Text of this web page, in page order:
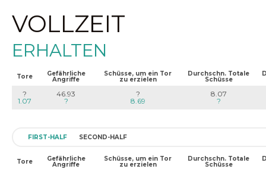
VOLLZEIT
ERHALTEN
Tore Gefährliche
Angriffe
Schüsse, um ein Tor
zu erzielen
Durchschn. Totale
Schüsse
?
1.07
46.93
?
?
8.69
8.07
?
FIRST-HALF SECOND-HALF
Tore Gefährliche
Angriffe
Schüsse, um ein Tor
zu erzielen
Durchschn. Totale
Schüsse